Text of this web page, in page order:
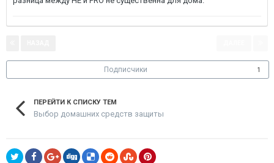
Подписчики 1
ПЕРЕЙТИ К СПИСКУ ТЕМ
Выбор домашних средств защиты